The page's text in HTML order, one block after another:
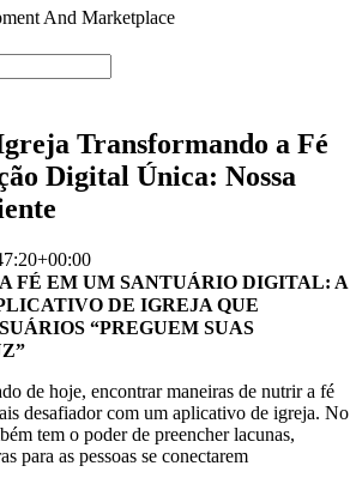
And Marketplace
Transformando a Fé
Digital Única: Nossa
FÉ EM UM SANTUÁRIO DIGITAL: A
DE IGREJA QUE
“PREGUEM SUAS
de hoje, encontrar maneiras de nutrir a fé
desafiador com um aplicativo de igreja. No
tem o poder de preencher lacunas,
para as pessoas se conectarem